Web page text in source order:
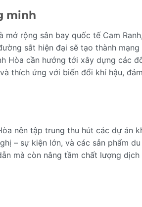
minh
rộng sân bay quốc tế Cam
sắt hiện đại sẽ tạo thành
Hòa cần hướng tới xây dựng các
thích ứng với biến đổi khí hậu,
nên tập trung thu hút các dự án
– sự kiện lớn, và các sản phẩm
mà còn nâng tầm chất lượng dịch